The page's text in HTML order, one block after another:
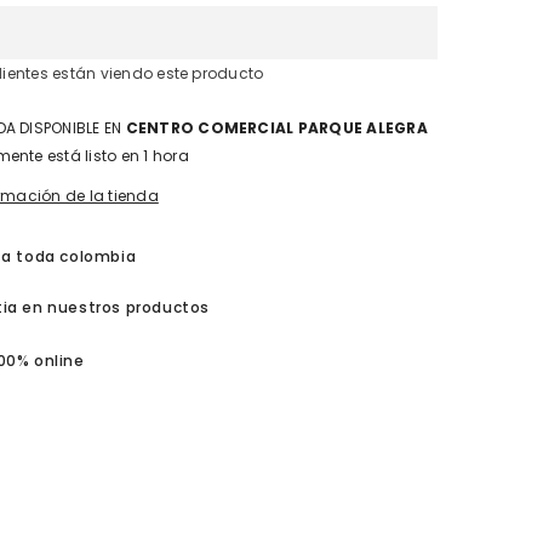
están viendo este producto
DISPONIBLE EN CENTRO COMERCIAL PARQUE ALEGRA
está listo en 1 hora
de la tienda
a toda colombia
en nuestros productos
online